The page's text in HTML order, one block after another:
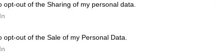
opt-out of the Sharing of my personal data.
opt-out of the Sale of my Personal Data.
ευρώ, εντελώς δωρεάν, με κάθε νέα
ή Απεριόριστη Ομιλία για 14 μέρες
του ΑγίουΒαλεντίνου